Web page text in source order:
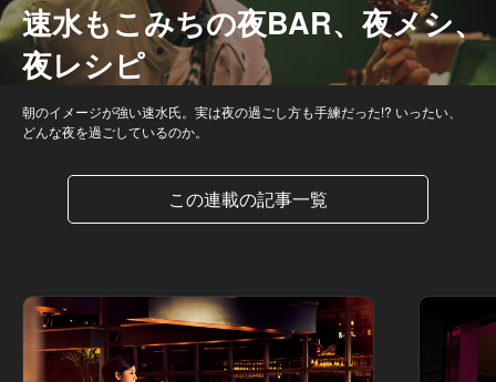
速水もこみちの夜BAR、夜メシ、
夜レシピ
朝のイメージが強い速水氏。実は夜の過ごし方も手練だった!? いったい、
どんな夜を過ごしているのか。
この連載の記事一覧